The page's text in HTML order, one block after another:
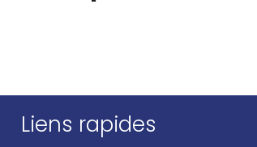
Liens rapides